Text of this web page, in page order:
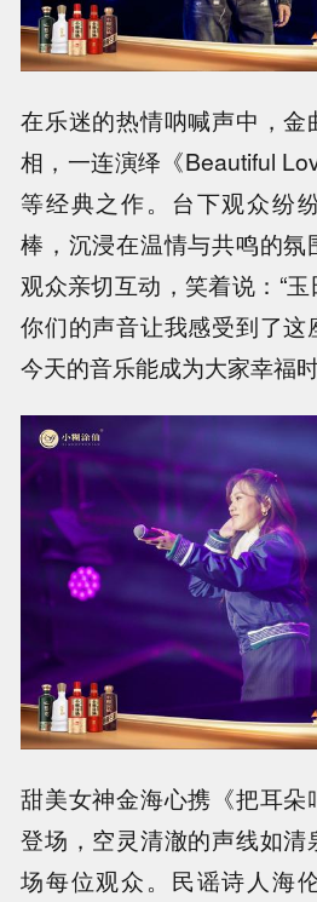
在乐迷的热情呐喊声中，
相，一连演绎《Beautiful
等经典之作。台下观众纷
棒，沉浸在温情与共鸣的
观众亲切互动，笑着说：“
你们的声音让我感受到了
今天的音乐能成为大家幸福
甜美女神金海心携《把耳朵
登场，空灵清澈的声线如
场每位观众。民谣诗人海